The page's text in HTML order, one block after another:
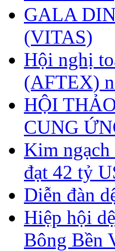
GALA
(VITAS)
Hội nghị
(AFTEX)
HỘI
CUNG
Kim ngạch
đạt 42 tỷ
Diễn đàn
Hiệp hội
Bông Bền